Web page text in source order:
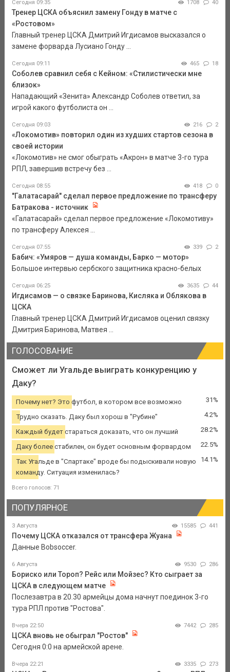
Сегодня 09:35 1708 40
Тренер ЦСКА объяснил замену Гонду в матче с
«Ростовом»
Главный тренер ЦСКА Дмитрий Игдисамов высказался о
замене форварда Лусиано Гонду ...
Сегодня 09:11 465 18
Соболев сравнил себя с Кейном: «Стилистически мне
близок»
Нападающий «Зенита» Александр Соболев ответил, за
игрой какого футболиста он ...
Сегодня 09:03 216 2
«Локомотив» повторил один из худших стартов сезона в
своей истории
«Локомотив» не смог обыграть «Акрон» в матче 3-го тура
РПЛ, завершив встречу без ...
Сегодня 08:55 418 0
"Галатасарай" сделал первое предложение по трансферу
Батракова - источник
«Галатасарай» сделал первое предложение «Локомотиву»
по трансферу Алексея ...
Сегодня 07:55 339 2
Бабич: «Умяров — душа команды, Барко — мотор»
Большое интервью сербского защитника красно-белых
Сегодня 06:25 3635 44
Игдисамов — о связке Баринова, Кисляка и Облякова в
ЦСКА
Главный тренер ЦСКА Дмитрий Игдисамов оценил связку
Дмитрия Баринова, Матвея ...
ГОЛОСОВАНИЕ
Сможет ли Угальде выиграть конкуренцию у
Даку?
Почему нет? Это футбол, в котором все возможно 31%
Трудно сказать. Даку был хорош в "Рубине" 4.2%
Каждый будет стараться доказать, что он лучший 28.2%
Даку более стабилен, он будет основным форвардом 22.5%
Так Угальде в "Спартаке" вроде бы подыскивали новую
команду. Ситуация изменилась?
14.1%
Всего голосов: 71
ПОПУЛЯРНОЕ
3 Августа 15585 441
Почему ЦСКА отказался от трансфера Жуана
Данные Bobsoccer.
6 Августа 9530 286
Бориско или Тороп? Рейс или Мойзес? Кто сыграет за
ЦСКА в следующем матче
Послезавтра в 20.30 армейцы дома начнут поединок 3-го
тура РПЛ против "Ростова".
Вчера 22:50 7442 285
ЦСКА вновь не обыграл "Ростов"
Сегодня 0:0 на армейской арене.
Вчера 22:21 3335 273